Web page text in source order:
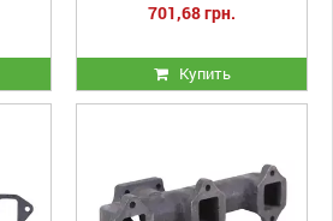
701,68 грн.
Купить